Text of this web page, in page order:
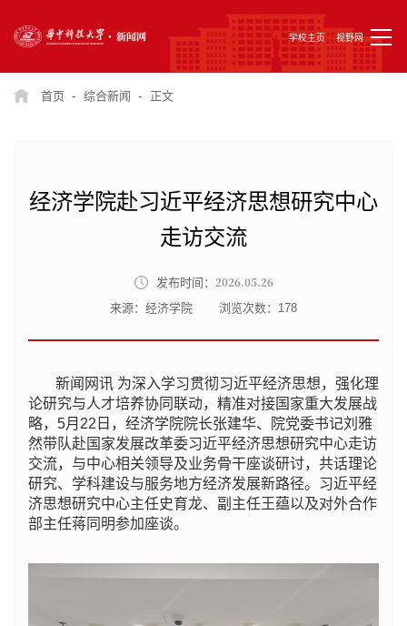
学校主页 视野网
首页 - 综合新闻 - 正文
经济学院赴习近平经济思想研究中心
走访交流
发布时间： 2026.05.26
来源：经济学院 浏览次数： 178
新闻网讯 为深入学习贯彻习近平经济思想，强化理
论研究与人才培养协同联动，精准对接国家重大发展战
略，5月22日，经济学院院长张建华、院党委书记刘雅
然带队赴国家发展改革委习近平经济思想研究中心走访
交流，与中心相关领导及业务骨干座谈研讨，共话理论
研究、学科建设与服务地方经济发展新路径。习近平经
济思想研究中心主任史育龙、副主任王蕴以及对外合作
部主任蒋同明参加座谈。